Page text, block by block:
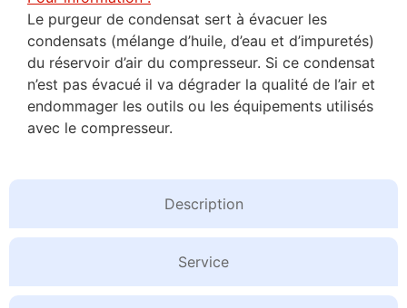
Description
Service
Le purgeur de condensat sert à évacuer les
condensats (mélange d’huile, d’eau et d’impuretés)
du réservoir d’air du compresseur. Si ce condensat
n’est pas évacué il va dégrader la qualité de l’air et
endommager les outils ou les équipements utilisés
avec le compresseur.